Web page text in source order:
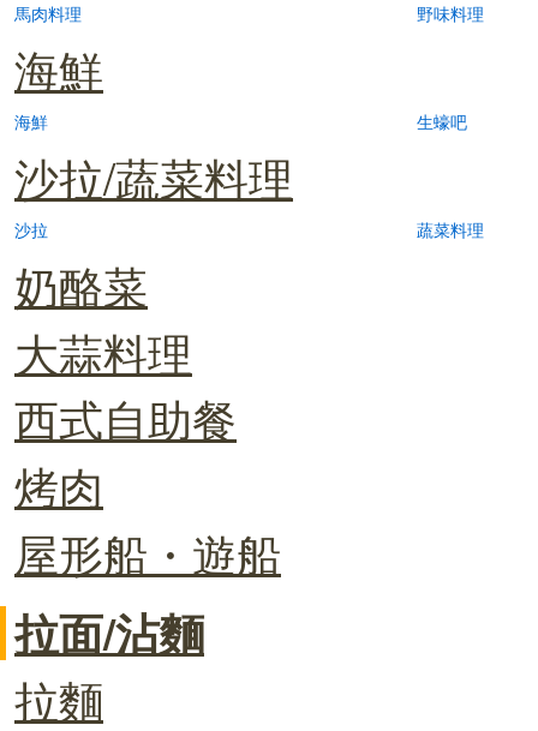
馬肉料理
野味料理
海鮮
海鮮 生蠔吧
沙拉/蔬菜料理
沙拉 蔬菜料理
奶酪菜
大蒜料理
西式自助餐
烤肉
屋形船・遊船
拉面/沾麵
拉麵